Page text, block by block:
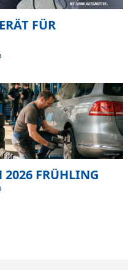
FÜR
2026 FRÜHLING
IMMER AUCH AUF: